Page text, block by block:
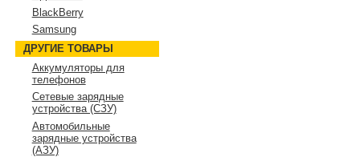
BlackBerry
Samsung
ДРУГИЕ ТОВАРЫ
Аккумуляторы для
телефонов
Сетевые зарядные
устройства (СЗУ)
Автомобильные
зарядные устройства
(АЗУ)